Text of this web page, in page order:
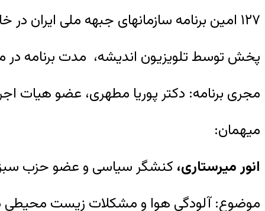
۱۲۷ امین برنامه سازمانهای جبهه ملی ایران در خارج از کشور
پخش توسط تلویزیون اندیشه، مدت برنامه در مجموع:
مجری برنامه: دکتر پوریا مطهری، عضو هیات
میهمان:
انور میرستاری، کنشگر سیاسی و عضو حزب
موضوع: آلودگی هوا و مشکلات زیست محیطی